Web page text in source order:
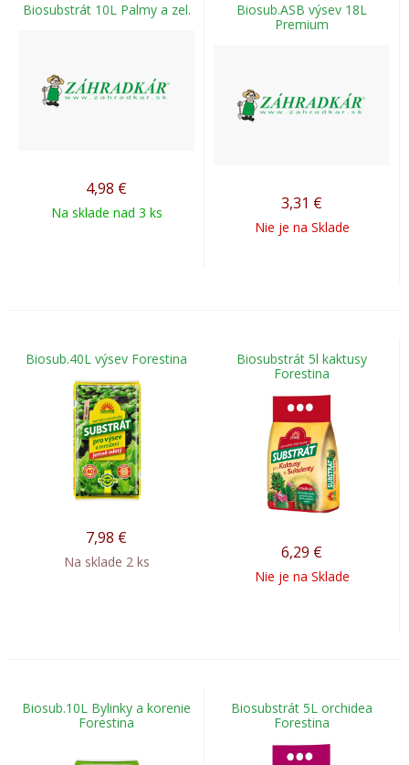
Biosubstrát 10L Palmy a zel.
4,98 €
Na sklade nad 3 ks
Biosub.ASB výsev 18L
Premium
3,31 €
Nie je na Sklade
Biosub.40L výsev Forestina
7,98 €
Na sklade 2 ks
Biosubstrát 5l kaktusy
Forestina
6,29 €
Nie je na Sklade
Biosub.10L Bylinky a korenie
Forestina
Biosubstrát 5L orchidea
Forestina